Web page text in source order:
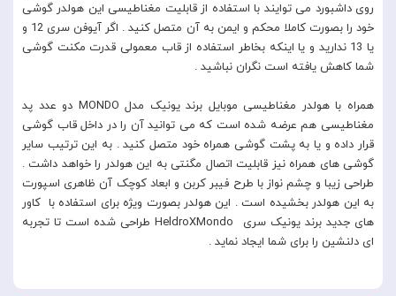
روی داشبورد می توایند با استفاده از قابلیت مغناطیسی این هولدر گوشی
خود را بصورت کاملا محکم و ایمن به آن متصل کنید . اگر آیوفن سری 12 و
یا 13 ندارید و یا اینکه بخاطر استفاده از قاب معمولی قدرت مکنت گوشی
شما کاهش یافته است نگران نباشید .
همراه با هولدر مغناطیسی موبایل برند یونیک مدل MONDO دو عدد پد
مغناطیسی هم عرضه شده است که می توانید آن را در داخل قاب گوشی
قرار داده و یا به پشت گوشی همراه خود متصل کنید . به این ترتیب سایر
گوشی های همراه نیز قابلیت اتصال مگنتی به این هولدر را خواهد داشت .
طراحی زیبا و چشم نواز با طرح فیبر کربن و ابعاد کوچک آن ظاهری اسپورت
به این هولدر بخشیده است . این هولدر بصورت ویژه برای استفاده با کاور
های جدید برند یونیک سری HeldroXMondo طراحی شده است تا تجربه
ای دلنشین را برای شما ایجاد نماید .